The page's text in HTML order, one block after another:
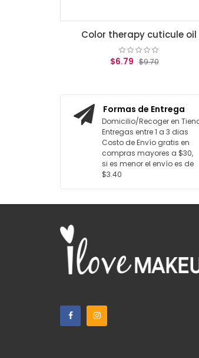
Color therapy cuticule oil
Formas de Entrega
Domicilio/Recoger en
Entregas entre 1 a 3 dias
Costo de Envío gratis en
compras mayores a $30,
si es menor el envío es de
$3.40